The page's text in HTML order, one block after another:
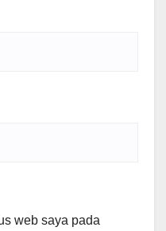
web saya pada